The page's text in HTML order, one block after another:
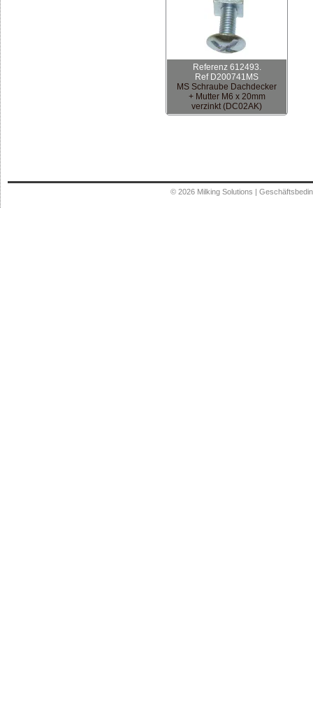
Referenz 612493.
Ref D200741MS
MS Schraube Dachdecker
+ Mutter M6 x 20mm
verzinkt (DC02AK)
© 2026 Milking Solutions |